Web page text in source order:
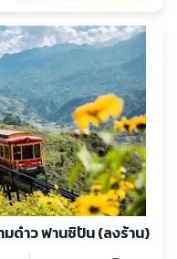
มด๋าว ฟานซิปัน (ลงร้าน)